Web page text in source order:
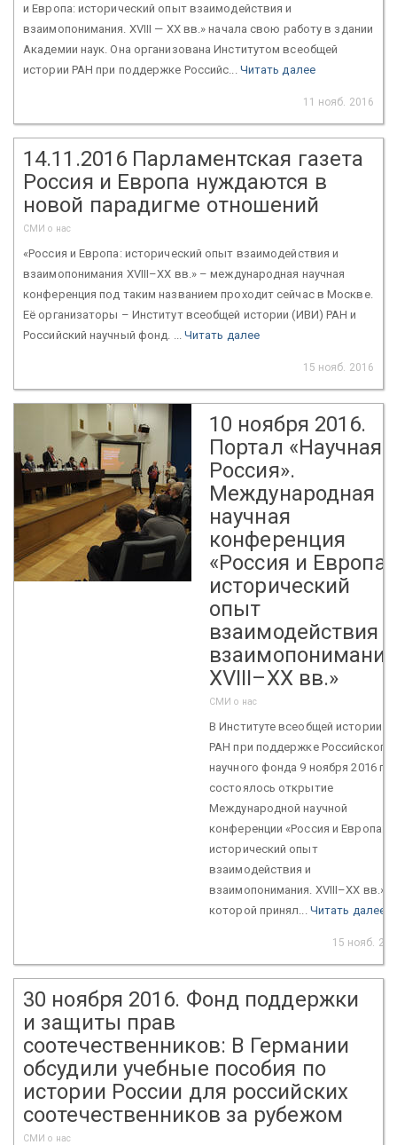
и Европа: исторический опыт взаимодействия и
взаимопонимания. XVIII — XX вв.» начала свою работу в здании
Академии наук. Она организована Институтом всеобщей
истории РАН при поддержке Российс... Читать далее
11 нояб. 2016
14.11.2016 Парламентская газета
Россия и Европа нуждаются в
новой парадигме отношений
СМИ о нас
«Россия и Европа: исторический опыт взаимодействия и
взаимопонимания XVIII–XX вв.» – международная научная
конференция под таким названием проходит сейчас в Москве.
Её организаторы – Институт всеобщей истории (ИВИ) РАН и
Российский научный фонд. ... Читать далее
15 нояб. 2016
10 ноября 2016.
Портал «Научная
Россия».
Международная
научная
конференция
«Россия и Европа:
исторический
опыт
взаимодействия и
XVIII–XX вв.»
СМИ о нас
В Институте всеобщей истории
РАН при поддержке Российского
научного фонда 9 ноября 2016 г.
состоялось открытие
Международной научной
конференции «Россия и Европа:
исторический опыт
взаимодействия и
взаимопонимания. XVIII–XX вв.»,
которой принял... Читать далее
15 нояб.
30 ноября 2016. Фонд поддержки
и защиты прав
соотечественников: В Германии
обсудили учебные пособия по
истории России для российских
соотечественников за рубежом
СМИ о нас